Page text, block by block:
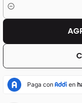
Cantidad